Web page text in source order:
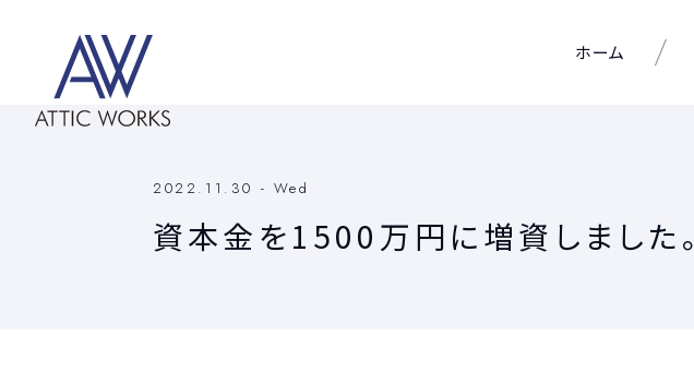
ホーム
2022.11.30 - Wed
資本金を1500万円に増資しました。